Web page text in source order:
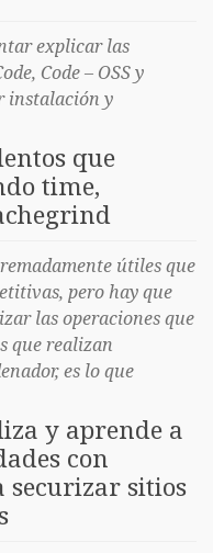
explicar las
Code – OSS y
instalación y
que
time,
útiles que
pero hay que
las operaciones que
que realizan
es lo que
y aprende a
con
securizar sitios